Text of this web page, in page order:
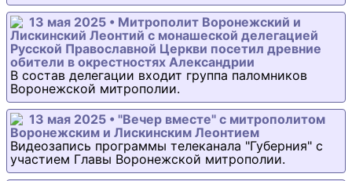
13 мая 2025 • Митрополит Воронежский и
Лискинский Леонтий с монашеской делегацией
Русской Православной Церкви посетил древние
обители в окрестностях Александрии
В состав делегации входит группа паломников
Воронежской митрополии.
13 мая 2025 • "Вечер вместе" с митрополитом
Воронежским и Лискинским Леонтием
Видеозапись программы телеканала "Губерния" с
участием Главы Воронежской митрополии.